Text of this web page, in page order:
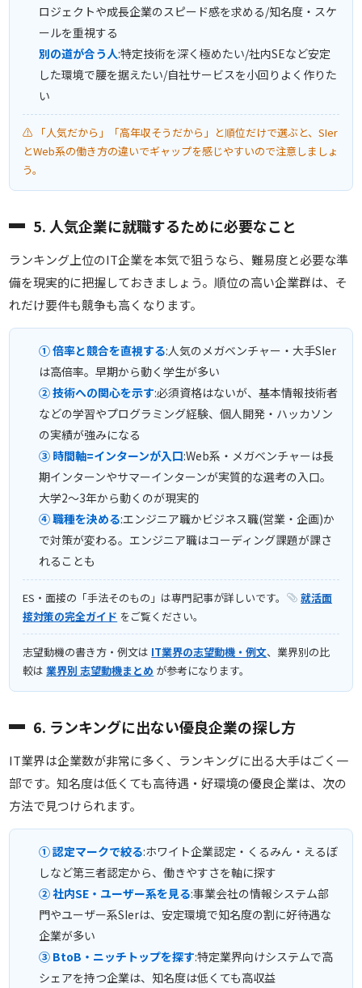
ロジェクトや成長企業のスピード感を求める/知名度・スケ
ールを重視する
別の道が合う人:特定技術を深く極めたい/社内SEなど安定
した環境で腰を据えたい/自社サービスを小回りよく作りた
い
⚠ 「人気だから」「高年収そうだから」と順位だけで選ぶと、SIer
とWeb系の働き方の違いでギャップを感じやすいので注意しましょ
う。
5. 人気企業に就職するために必要なこと
ランキング上位のIT企業を本気で狙うなら、難易度と必要な準
備を現実的に把握しておきましょう。順位の高い企業群は、そ
れだけ要件も競争も高くなります。
① 倍率と競合を直視する:人気のメガベンチャー・大手SIer
は高倍率。早期から動く学生が多い
② 技術への関心を示す:必須資格はないが、基本情報技術者
などの学習やプログラミング経験、個人開発・ハッカソン
の実績が強みになる
③ 時間軸=インターンが入口:Web系・メガベンチャーは長
期インターンやサマーインターンが実質的な選考の入口。
大学2〜3年から動くのが現実的
④ 職種を決める:エンジニア職かビジネス職(営業・企画)か
で対策が変わる。エンジニア職はコーディング課題が課さ
れることも
ES・面接の「手法そのもの」は専門記事が詳しいです。
就活面
接対策の完全ガイド をご覧ください。
志望動機の書き方・例文は IT業界の志望動機・例文、業界別の比
較は業界別 志望動機まとめ が参考になります。
6. ランキングに出ない優良企業の探し方
IT業界は企業数が非常に多く、ランキングに出る大手はごく一
部です。知名度は低くても高待遇・好環境の優良企業は、次の
方法で見つけられます。
① 認定マークで絞る:ホワイト企業認定・くるみん・えるぼ
しなど第三者認定から、働きやすさを軸に探す
② 社内SE・ユーザー系を見る:事業会社の情報システム部
門やユーザー系SIerは、安定環境で知名度の割に好待遇な
企業が多い
③ BtoB・ニッチトップを探す:特定業界向けシステムで高
シェアを持つ企業は、知名度は低くても高収益